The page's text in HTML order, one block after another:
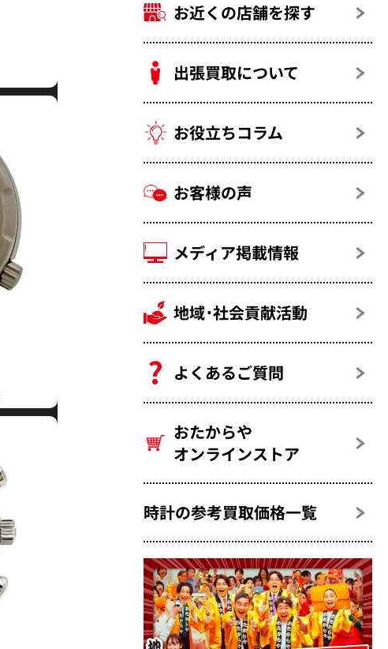
お近くの店舗を探す
出張買取について
お役立ちコラム
お客様の声
メディア掲載情報
地域･社会貢献活動
よくあるご質問
おたからや
オンラインストア
時計の参考買取価格一覧